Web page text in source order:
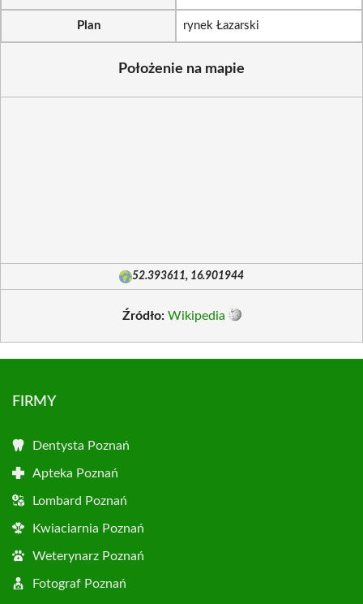
Plan rynek Łazarski
Położenie na mapie
52.393611, 16.901944
Źródło: Wikipedia
FIRMY
Dentysta Poznań
Apteka Poznań
Lombard Poznań
Kwiaciarnia Poznań
Weterynarz Poznań
Fotograf Poznań